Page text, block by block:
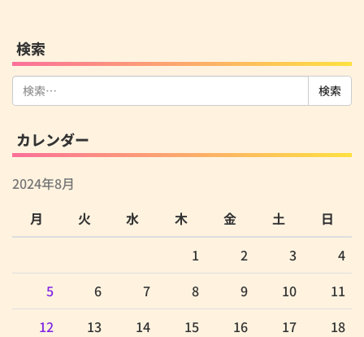
検索
検
索:
カレンダー
2024年8月
月
火 水 木 金 土
日
1
2 3
4
5
6 7 8 9 10
11
12
13 14 15 16 17
18